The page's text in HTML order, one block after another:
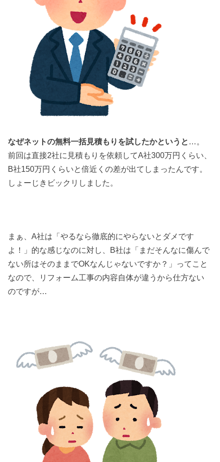
なぜネットの無料一括見積もりを試したかというと …。
前回は直接2社に見積もりを依頼してA社300万円くらい、
B社150万円くらいと倍近くの差が出てしまったんです。
しょーじきビックリしました。
まぁ、A社は「やるなら徹底的にやらないとダメです
よ！」的な感じなのに対し、B社は「まだそんなに傷んで
ない所はそのままでOKなんじゃないですか？」ってこと
なので、リフォーム工事の内容自体が違うから仕方ない
のですが…